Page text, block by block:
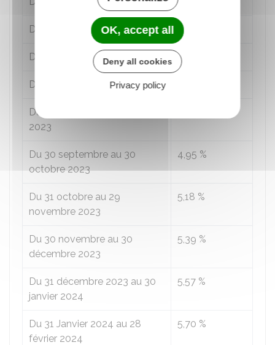
Du 31 mai au 29 juin 2023 3,75 %
Du 30 juin au 30 juillet 2023 4,07 %
Du 31 juillet au 30 août 2023
Du 31 août au 29 septembre
2023
Du 30 septembre au 30
octobre 2023
4,95 %
Du 31 octobre au 29
novembre 2023
5,18 %
Du 30 novembre au 30
décembre 2023
5,39 %
Du 31 décembre 2023 au 30
janvier 2024
5,57 %
Du 31 Janvier 2024 au 28
février 2024
5,70 %
OK, accept all
Deny all cookies
Privacy policy